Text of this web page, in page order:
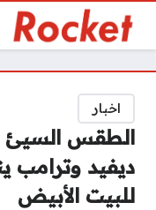
اخبار
الطقس السيئ
ديفيد وترامب
للبيت الأبيض